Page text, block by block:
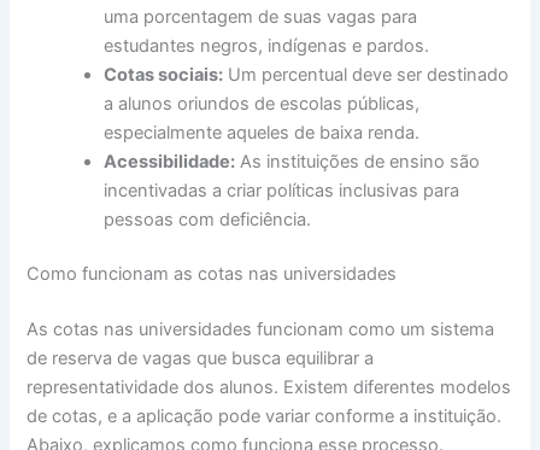
uma porcentagem de suas vagas para
estudantes negros, indígenas e pardos.
Cotas sociais: Um percentual deve ser destinado
a alunos oriundos de escolas públicas,
especialmente aqueles de baixa renda.
Acessibilidade: As instituições de ensino são
incentivadas a criar políticas inclusivas para
pessoas com deficiência.
Como funcionam as cotas nas universidades
As cotas nas universidades funcionam como um sistema
de reserva de vagas que busca equilibrar a
representatividade dos alunos. Existem diferentes modelos
de cotas, e a aplicação pode variar conforme a instituição.
Abaixo, explicamos como funciona esse processo.